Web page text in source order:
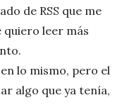
de RSS que me
quiero leer más
lo mismo, pero el
algo que ya tenía,